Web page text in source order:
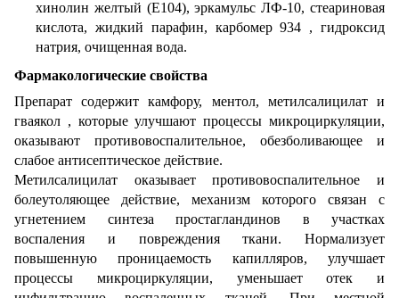
хинолин желтый (E104), эркамульс ЛФ-10, стеариновая
кислота, жидкий парафин, карбомер 934 , гидроксид
натрия, очищенная вода.
Фармакологические свойства
Препарат содержит камфору, ментол, метилсалицилат и
гваякол , которые улучшают процессы микроциркуляции,
оказывают противовоспалительное, обезболивающее и
слабое антисептическое действие.
Метилсалицилат оказывает противовоспалительное и
болеутоляющее действие, механизм которого связан с
угнетением синтеза простагландинов в участках
воспаления и повреждения ткани. Нормализует
повышенную проницаемость капилляров, улучшает
процессы микроциркуляции, уменьшает отек и